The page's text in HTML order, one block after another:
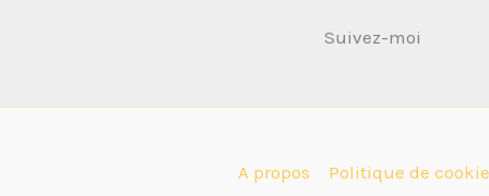
Suivez-moi
A propos Politique de